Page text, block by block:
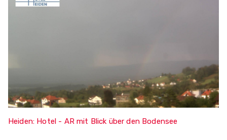
Heiden: Hotel - AR mit Blick über den Bodensee